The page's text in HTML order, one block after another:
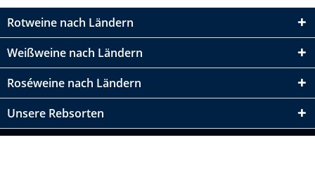
Rotweine nach Ländern
Weißweine nach Ländern
Roséweine nach Ländern
Unsere Rebsorten